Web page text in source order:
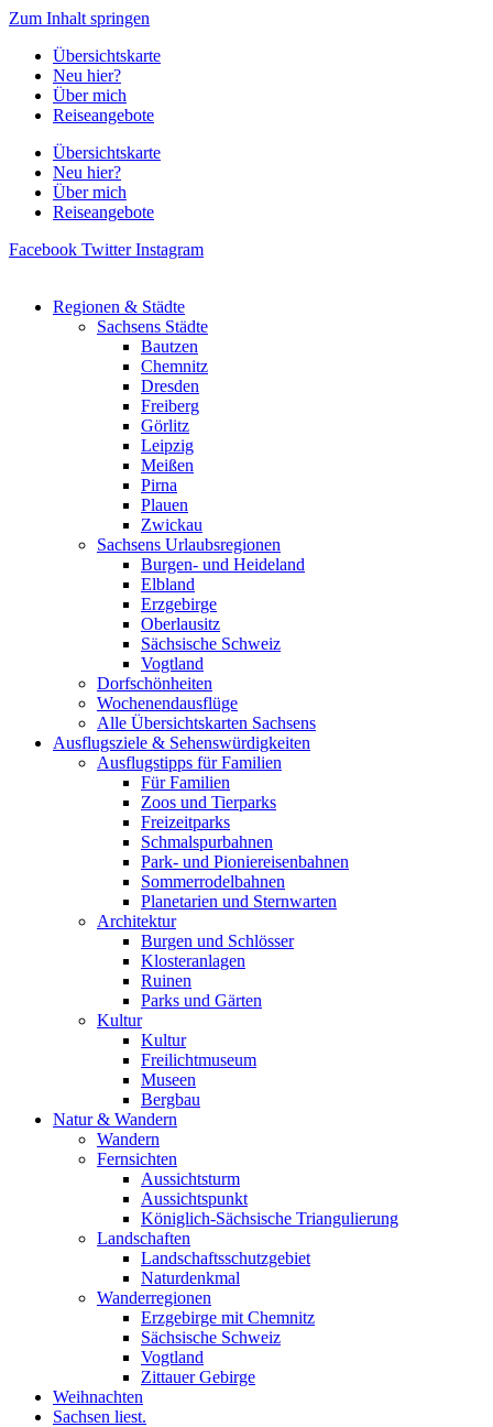
Zum Inhalt springen
Übersichtskarte
Neu hier?
Über mich
Reiseangebote
Übersichtskarte
Neu hier?
Über mich
Reiseangebote
Facebook Twitter Instagram
Regionen & Städte
Sachsens Städte
Bautzen
Chemnitz
Dresden
Freiberg
Görlitz
Leipzig
Meißen
Pirna
Plauen
Zwickau
Sachsens Urlaubsregionen
Burgen- und Heideland
Elbland
Erzgebirge
Oberlausitz
Sächsische Schweiz
Vogtland
Dorfschönheiten
Wochenendausflüge
Alle Übersichtskarten Sachsens
Ausflugsziele & Sehenswürdigkeiten
Ausflugstipps für Familien
Für Familien
Zoos und Tierparks
Freizeitparks
Schmalspurbahnen
Park- und Pioniereisenbahnen
Sommerrodelbahnen
Planetarien und Sternwarten
Architektur
Burgen und Schlösser
Klosteranlagen
Ruinen
Parks und Gärten
Kultur
Kultur
Freilichtmuseum
Museen
Bergbau
Natur & Wandern
Wandern
Fernsichten
Aussichtsturm
Aussichtspunkt
Königlich-Sächsische Triangulierung
Landschaften
Landschaftsschutzgebiet
Naturdenkmal
Wanderregionen
Erzgebirge mit Chemnitz
Sächsische Schweiz
Vogtland
Zittauer Gebirge
Weihnachten
Sachsen liest.